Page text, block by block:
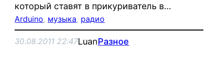
который ставят в прикуриватель в…
Arduino, музыка, радио
30.08.2011 22:47LuanРазное